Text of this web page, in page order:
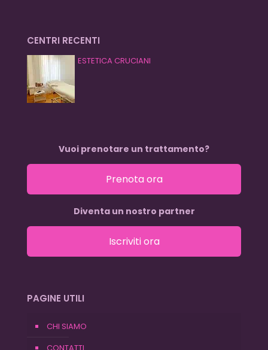
CENTRI RECENTI
ESTETICA CRUCIANI
Vuoi prenotare un trattamento?
Prenota ora
Diventa un nostro partner
Iscriviti ora
PAGINE UTILI
CHI SIAMO